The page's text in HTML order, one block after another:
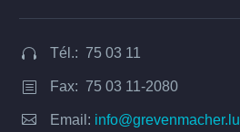

 Tél.: 75 03 11
b
b Fax: 75 03 11-2080

 Email: info@grevenmacher.lu